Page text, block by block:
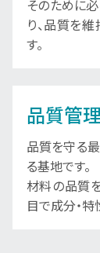
そのために
り、品質を
す。
品質管
品質を守る
る基地です。
材料の品質
目で成分・特